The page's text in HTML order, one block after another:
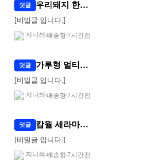
댓글 우리돼지 한돈 고기세트 체험단 모집
[비밀글 입니다.]
지니씌 배송형 7시간전
댓글 가루형 멀티비타민 블로그단 모집합니다 ! (배송형)
[비밀글 입니다.]
지니씌 배송형 7시간전
댓글 캄월 세라마이드 5종 저자극 버블 클렌징폼 블로그 체험단 모집
[비밀글 입니다.]
지니씌 배송형 7시간전